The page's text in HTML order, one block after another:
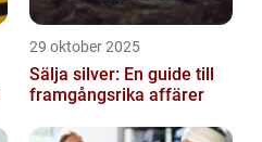
29 oktober 2025
Sälja silver: En guide till
framgångsrika affärer